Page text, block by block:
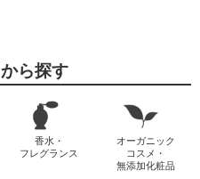
ら探す
香水・
フレグランス
オーガニック
コスメ・
無添加化粧品